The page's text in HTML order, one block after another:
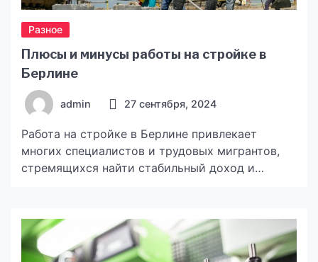
Разное
Плюсы и минусы работы на стройке в
Берлине
admin 27 сентября, 2024
Работа на стройке в Берлине привлекает
многих специалистов и трудовых мигрантов,
стремящихся найти стабильный доход и
масштабными строительными проектами и
высоким спросом на рабочую силу в
строительной отрасли. Однако, как и в любом